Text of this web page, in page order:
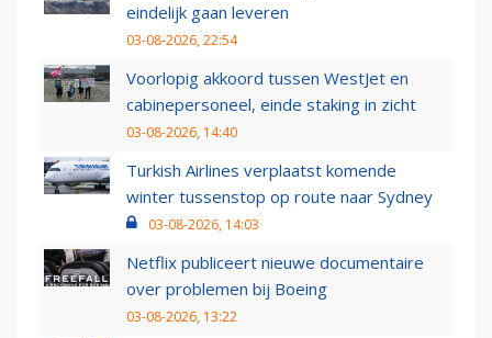
eindelijk gaan leveren
03-08-2026, 22:54
Voorlopig akkoord tussen WestJet en
cabinepersoneel, einde staking in zicht
03-08-2026, 14:40
Turkish Airlines verplaatst komende
winter tussenstop op route naar Sydney
03-08-2026, 14:03
Netflix publiceert nieuwe documentaire
over problemen bij Boeing
03-08-2026, 13:22